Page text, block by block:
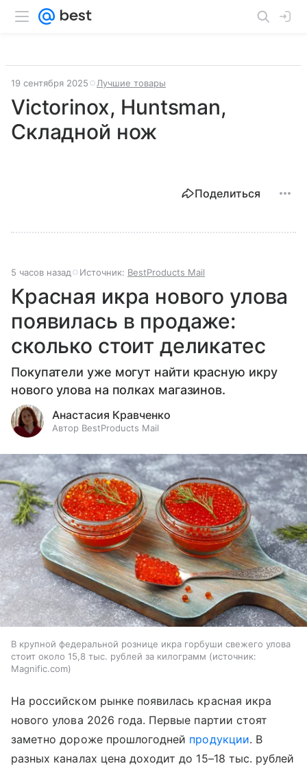
19 сентября 2025 Лучшие товары
Victorinox, Huntsman,
Складной нож
Поделиться
5 часов назад Источник: BestProducts Mail
Красная икра нового улова
появилась в продаже:
сколько стоит деликатес
Покупатели уже могут найти красную икру
нового улова на полках магазинов.
Анастасия Кравченко
Автор BestProducts Mail
В крупной федеральной рознице икра горбуши свежего улова
стоит около 15,8 тыс. рублей за килограмм
источник:
Magnific.com
На российском рынке появилась красная икра
нового улова 2026 года. Первые партии стоят
заметно дороже прошлогодней продукции. В
разных каналах цена доходит до 15–18 тыс. рублей